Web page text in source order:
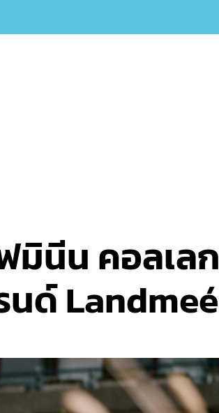
มินีน คอลเลก
ด์ Landmeé